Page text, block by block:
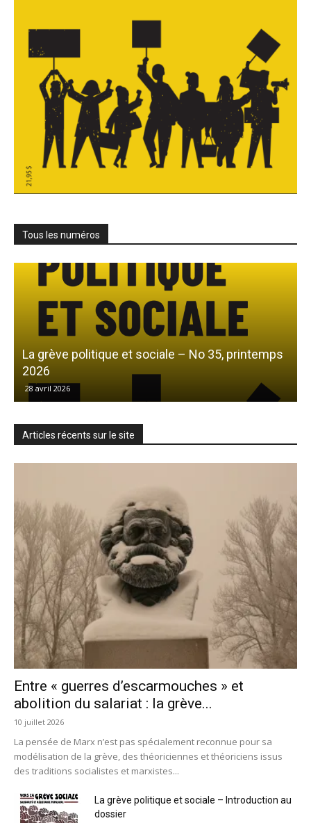
Tous les numéros
La grève politique et sociale – No 35, printemps
2026
28 avril 2026
Articles récents sur le site
Entre « guerres d’escarmouches » et
abolition du salariat : la grève...
10 juillet 2026
La pensée de Marx n’est pas spécialement reconnue pour sa
modélisation de la grève, des théoriciennes et théoriciens issus
des traditions socialistes et marxistes...
La grève politique et sociale – Introduction au
dossier